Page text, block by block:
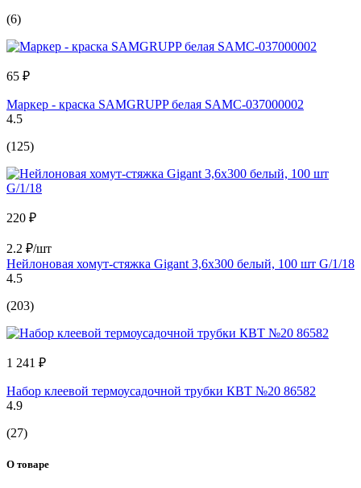
(6)
65 ₽
Маркер - краска SAMGRUPP белая SAMC-037000002
4.5
(125)
220 ₽
2.2 ₽/шт
Нейлоновая хомут-стяжка Gigant 3,6х300 белый, 100 шт G/1/18
4.5
(203)
1 241 ₽
Набор клеевой термоусадочной трубки КВТ №20 86582
4.9
(27)
О товаре